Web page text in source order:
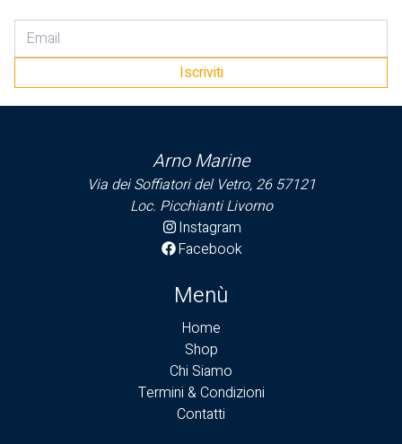
Summer
Venezia
Tender
Tender Eurovinil
Usato elettronica
Iscriviti
Arno Marine
Via dei Soffiatori del Vetro, 26 57121
Loc. Picchianti Livorno
Instagram
Facebook
Menù
Home
Shop
Chi Siamo
Termini & Condizioni
Contatti